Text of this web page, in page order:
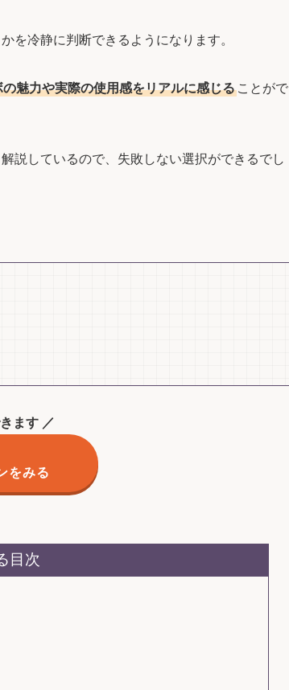
を冷静に判断できるようになります。
魅力や実際の使用感をリアルに感じる ことがで
説しているので、失敗しない選択ができるでし
ます ／
をみる
目次